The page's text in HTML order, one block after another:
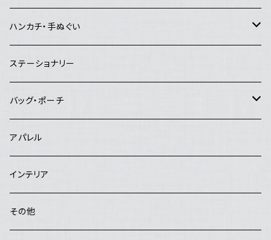
and.Basic
夜長堂
工房まる
はんぷ工房 結
studio COOKA
poRiff
イヤリング
リング
ブローチ
ヘアピン
マグカップ・コーヒーカップ・湯飲み
急須・ポット
お茶碗
お皿
鉢
花器・置物・オブジェ
ハンカチ・手ぬぐい
ハンカチ
手ぬぐい
ステーショナリー
バッグ・ポーチ
バッグ
ポーチ
アパレル
インテリア
その他